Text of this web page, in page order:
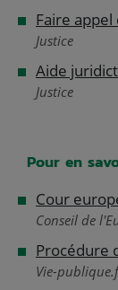
Faire
Justice
Aide
Justice
Pour en
Cour
Conseil de
Procédure
Vie-